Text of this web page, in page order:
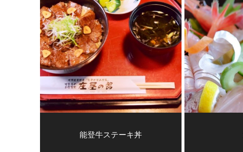
能登牛ステーキ丼